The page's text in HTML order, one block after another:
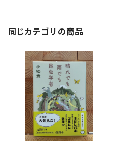
同じカテゴリの商品